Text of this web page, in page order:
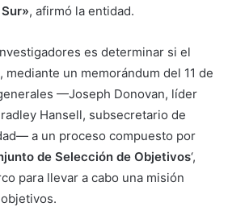
, afirmó la entidad.
es determinar si el
mediante un memorándum del 11 de
—Joseph Donovan, líder
Hansell, subsecretario de
a un proceso compuesto por
de Selección de Objetivos‘,
para llevar a cabo una misión